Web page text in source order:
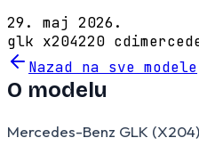
29. maj 2026.
glk x204220 cdi
Nazad na sve modele
O modelu
Mercedes-Benz GLK